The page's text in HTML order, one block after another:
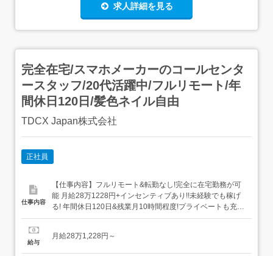
求人詳細を見る
完全在宅/スマホメーカーのコールセンタ
ースタッフ/20代活躍中/フルリモート/年
間休日120日/髪色ネイル自由
TDCX Japan株式会社
正社員
仕事内容
【仕事内容】フルリモート&転勤なし!完全に在宅勤務が可
能 月給28万1228円+インセンティブあり!!未経験でも稼げ
る! 年間休日120日&残業月10時間程度!プライベートも充実
研修充実!!完全在宅の丁寧な研修を実施!! 髪色(派手髪OK)・
ーのデバイス(スマホ・タブレット・PCなど)の、お問い合
給与
月給28万1,228円～